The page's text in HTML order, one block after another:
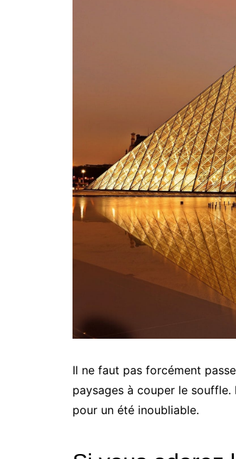
Il ne faut pas forcément
paysages à couper le
pour un été inoubliable.